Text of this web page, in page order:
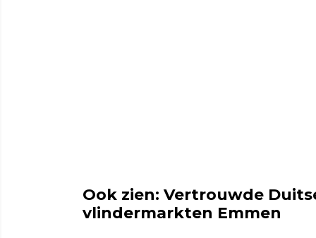
Ook zien: Vertrouwde
vlindermarkten Emmen